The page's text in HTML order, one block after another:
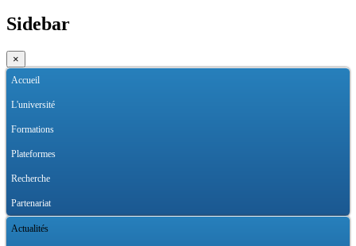
Sidebar
×
Accueil
L'université
Formations
Plateformes
Recherche
Partenariat
Actualités